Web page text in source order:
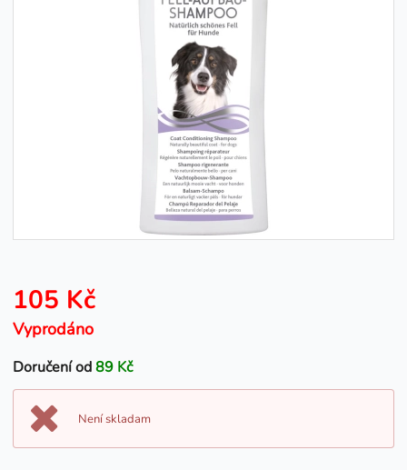
105 Kč
Vyprodáno
Doručení od89 Kč
Není skladam